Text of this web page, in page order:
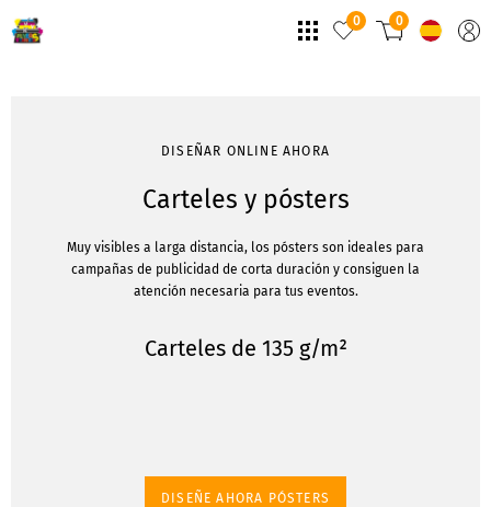
0 0
DISEÑAR ONLINE AHORA
Carteles y pósters
Muy visibles a larga distancia, los pósters son ideales para
campañas de publicidad de corta duración y consiguen la
atención necesaria para tus eventos.
Carteles de 135 g/m²
DISEÑE AHORA PÓSTERS